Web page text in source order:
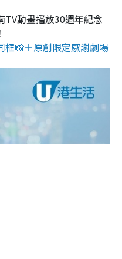
TV動畫播放30週年紀念
框📸＋原創限定感謝劇場